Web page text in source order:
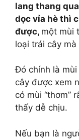
lang thang
dọc vỉa hè thì
được, một mùi
loại trái cây
Đó chính là
cây được xem
có mùi “thơm”
thấy dễ chịu.
Nếu bạn là